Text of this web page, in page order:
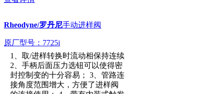
Rheodyne/罗丹尼手动进样阀
原厂型号：7725i
参数：
1、取/进样转换时流动相保持连续
2、手柄后面压力选钮可以使得密
封控制变的十分容易； 3、管路连
接角度范围增大，方便了进样阀